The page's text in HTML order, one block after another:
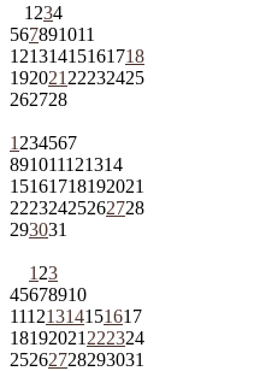
1 234
567891011
12131415161718
192021 22232425
262728
1 234567
891011121314
15161718192021
22232425262728
293031
1 23
45678910
11121314151617
18192021 222324
25262728293031